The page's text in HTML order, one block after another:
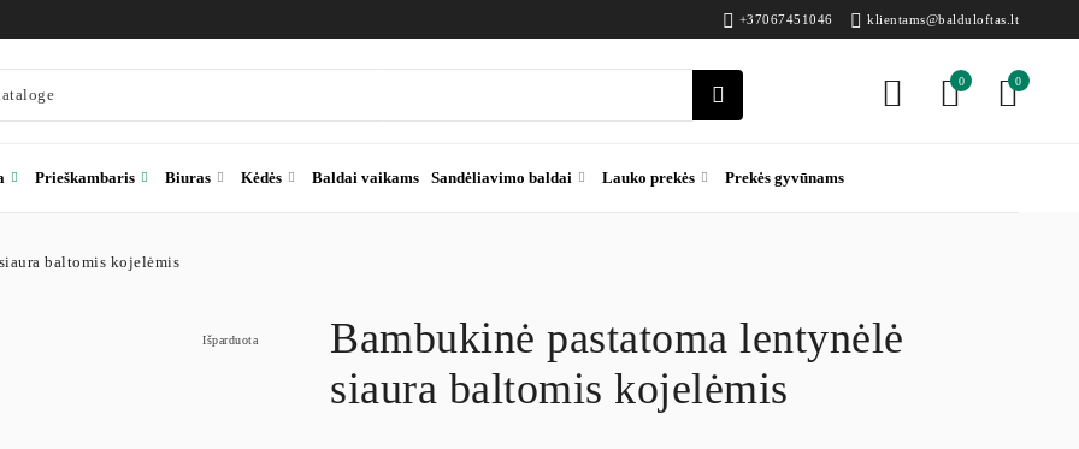
+37067451046 klientams@balduloftas.lt
0
0
Prieškambaris Biuras Kėdės Baldai vaikams Sandėliavimo baldai Lauko prekės Prekės gyvūnams
baltomis kojelėmis
Išparduota
Bambukinė pastatoma lentynėlė
siaura baltomis kojelėmis